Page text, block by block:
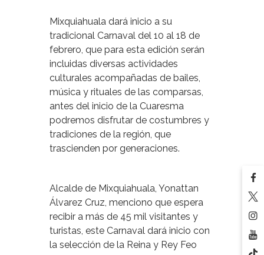
Mixquiahuala dará inicio a su
tradicional Carnaval del 10 al 18 de
febrero, que para esta edición serán
incluidas diversas actividades
culturales acompañadas de bailes,
música y rituales de las comparsas,
antes del inicio de la Cuaresma
podremos disfrutar de costumbres y
tradiciones de la región, que
trascienden por generaciones.
Alcalde de Mixquiahuala, Yonattan
Álvarez Cruz, menciono que espera
recibir a más de 45 mil visitantes y
turistas, este Carnaval dará inicio con
la selección de la Reina y Rey Feo